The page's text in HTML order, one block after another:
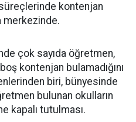
kontenjan
merkezinde.
çok sayıda öğretmen,
kontenjan bulamadığını
biri, bünyesinde
bulunan okulların
kapalı tutulması.